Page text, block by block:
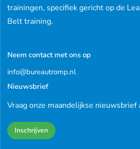
trainingen, specifiek gericht op de
Belt training.
Neem contact met ons op
info@bureautromp.nl
Nieuwsbrief
Vraag onze maandelijkse nieuwsbrief
Inschrijven